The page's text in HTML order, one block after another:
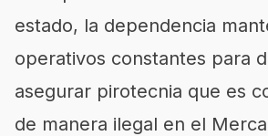
estado, la dependencia
operativos constantes para
asegurar pirotecnia que es
de manera ilegal en el